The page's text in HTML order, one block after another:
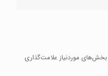
بخش‌های موردنیاز علامت‌گذاری